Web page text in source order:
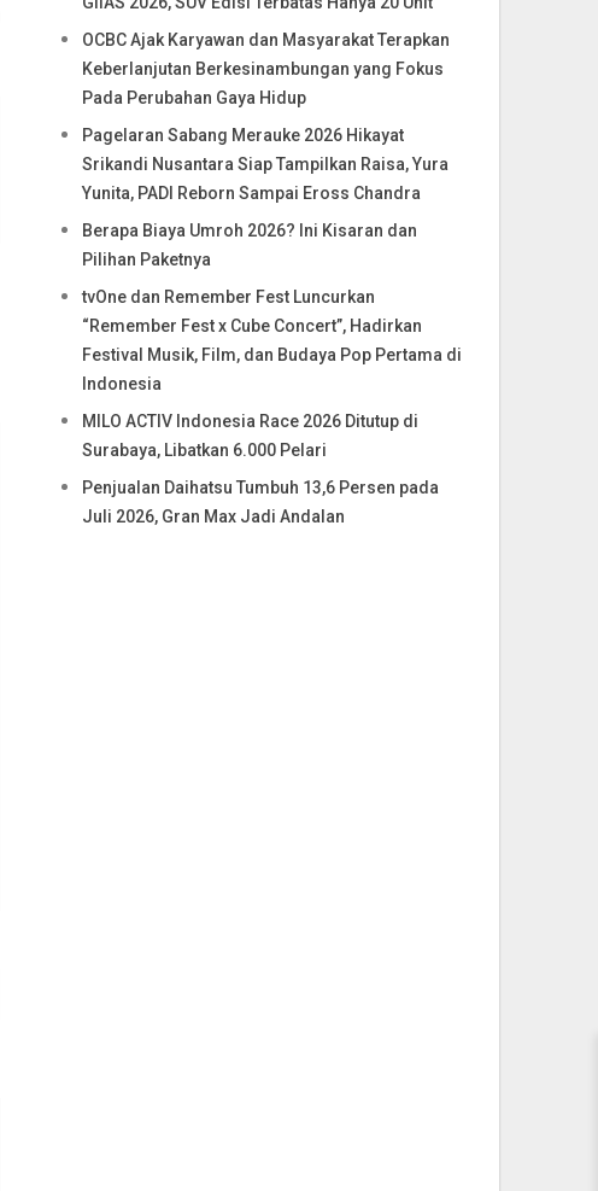
OCBC Ajak Karyawan dan Masyarakat Terapkan
Keberlanjutan Berkesinambungan yang Fokus
Pada Perubahan Gaya Hidup
Pagelaran Sabang Merauke 2026 Hikayat
Srikandi Nusantara Siap Tampilkan Raisa, Yura
Yunita, PADI Reborn Sampai Eross Chandra
Berapa Biaya Umroh 2026? Ini Kisaran dan
Pilihan Paketnya
tvOne dan Remember Fest Luncurkan
“Remember Fest x Cube Concert”, Hadirkan
Festival Musik, Film, dan Budaya Pop Pertama di
Indonesia
MILO ACTIV Indonesia Race 2026 Ditutup di
Surabaya, Libatkan 6.000 Pelari
Penjualan Daihatsu Tumbuh 13,6 Persen pada
Juli 2026, Gran Max Jadi Andalan